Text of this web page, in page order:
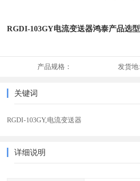
RGDI-103GY电流变送器鸿泰产品选
产品规格： 发货地:
关键词
RGDI-103GY,电流变送器
详细说明